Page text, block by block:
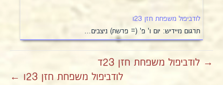
לודביפול משפחת חזן 23ו
תרגום מיידיש: יום ו' פ' (= פרשת) ניצבים…
→ לודביפול משפחת חזן 23ד
לודביפול משפחת חזן 23ו ←